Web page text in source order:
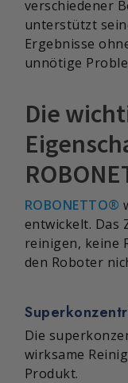
verschiedener
unterstützt
Ergebnisse
unnötige
Die
ROBONETTO®
entwickelt. Das
reinigen, keine
den Roboter
Die
wirksame
Produkt.